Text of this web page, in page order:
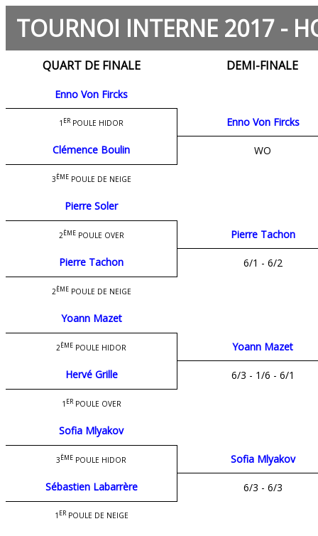
TOURNOI INTERNE 2017 -
QUART DE FINALE DEMI-FINALE
Enno Von Fircks
1 ER POULE HIDOR Enno Von Fircks
Clémence Boulin WO
3ÈMEPOULE DE NEIGE
Pierre Soler
2ÈMEPOULE OVER Pierre Tachon
Pierre Tachon 6/1 - 6/2
2ÈMEPOULE DE NEIGE
Yoann Mazet
2ÈME POULE HIDOR Yoann Mazet
Hervé Grille 6/3 - 1/6 - 6/1
1 ERPOULE OVER
Sofia Mlyakov
3ÈME POULE HIDOR Sofia Mlyakov
Sébastien Labarrère 6/3 - 6/3
1 ERPOULE DE NEIGE